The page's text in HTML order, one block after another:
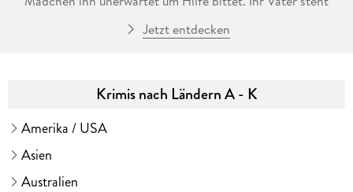
ermitteln, folgt den Spuren zwischen seinem Heimatort
einsetzen - und schon bald zeigt sich, dass hinter der
idyllischen Fassade der Toskana dunkle Geheimnisse lauern.
Ein atmosphärischer Kriminalroman voller Lokalkolorit,
Jetzt entdecken
Krimis nach Ländern A - K
Amerika / USA
Asien
Australien